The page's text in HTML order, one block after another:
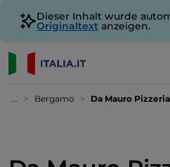
Dieser Inhalt wurde
Originaltext anzeigen.
... Bergamo Da Mauro